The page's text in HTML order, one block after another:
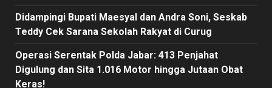
Didampingi Bupati Maesyal dan Andra Soni, Seskab
Teddy Cek Sarana Sekolah Rakyat di Curug
Operasi Serentak Polda Jabar: 413 Penjahat
Digulung dan Sita 1.016 Motor hingga Jutaan Obat
Keras!